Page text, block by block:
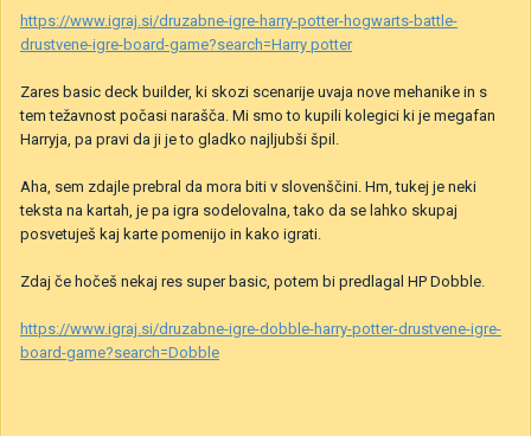
https://www.igraj.si/druzabne-igre-harry-potter-hogwarts-battle-
drustvene-igre-board-game?search=Harry potter
Zares basic deck builder, ki skozi scenarije uvaja nove mehanike in s
tem težavnost počasi narašča. Mi smo to kupili kolegici ki je megafan
Harryja, pa pravi da ji je to gladko najljubši špil.
Aha, sem zdajle prebral da mora biti v slovenščini. Hm, tukej je neki
teksta na kartah, je pa igra sodelovalna, tako da se lahko skupaj
posvetuješ kaj karte pomenijo in kako igrati.
Zdaj če hočeš nekaj res super basic, potem bi predlagal HP Dobble.
https://www.igraj.si/druzabne-igre-dobble-harry-potter-drustvene-igre-
board-game?search=Dobble